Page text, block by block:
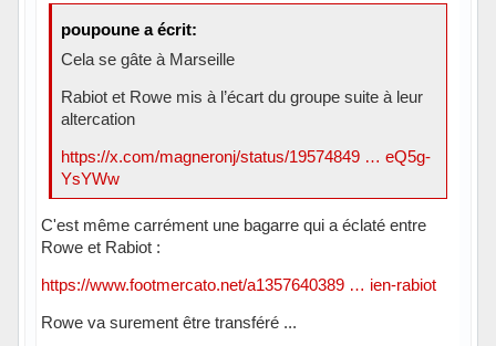
poupoune a écrit:
Cela se gâte à Marseille
Rabiot et Rowe mis à l’écart du groupe suite à leur
altercation
https://x.com/magneronj/status/19574849 … eQ5g-
YsYWw
C'est même carrément une bagarre qui a éclaté entre
Rowe et Rabiot :
https://www.footmercato.net/a1357640389 … ien-rabiot
Rowe va surement être transféré ...